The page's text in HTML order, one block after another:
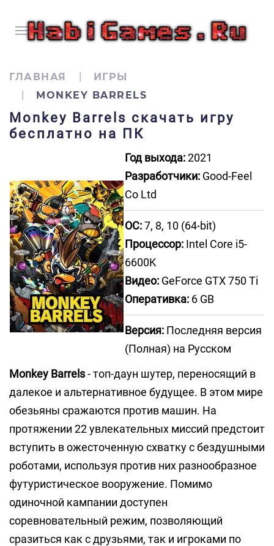
ГЛАВНАЯ
ИГРЫ
MONKEY BARRELS
Monkey Barrels скачать игру
бесплатно на ПК
Год выхода:2021
Разработчики: Good-Feel
Co Ltd
ОС:7, 8, 10 (64-bit)
Процессор: Intel Core i5-
6600K
Видео: GeForce GTX 750 Ti
Оперативка: 6 GB
Версия: Последняя версия
(Полная) на Русском
Monkey Barrels- топ-даун шутер, переносящий в
далекое и альтернативное будущее. В этом мире
обезьяны сражаются против машин. На
протяжении 22 увлекательных миссий предстоит
вступить в ожесточенную схватку с бездушными
роботами, используя против них разнообразное
футуристическое вооружение. Помимо
одиночной кампании доступен
соревновательный режим, позволяющий
сразиться как с друзьями, так и игроками по